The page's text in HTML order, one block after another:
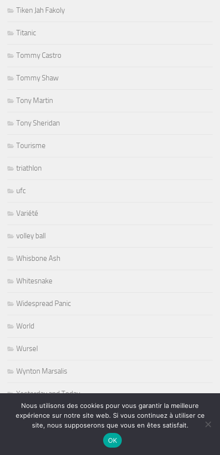
Tiken Jah Fakoly
Titanic
Tommy Castro
Tommy Shaw
Tony Martin
Tony Sheridan
Tourisme
triathlon
ufc
Variété
volley ball
Whisbone Ash
Whitesnake
Widespread Panic
World
Wursel
Wynton Marsalis
Yesterday and Today
Nous utilisons des cookies pour vous garantir la meilleure
expérience sur notre site web. Si vous continuez à utiliser ce
site, nous supposerons que vous en êtes satisfait.
OK